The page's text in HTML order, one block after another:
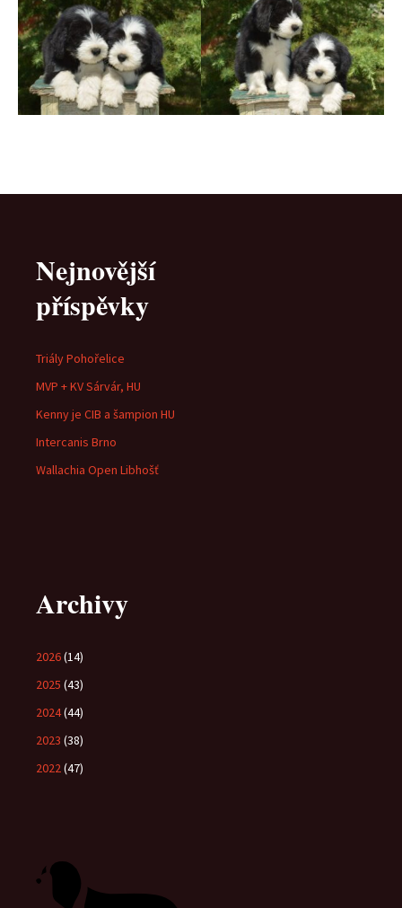
Nejnovější
příspěvky
Triály Pohořelice
MVP + KV Sárvár, HU
Kenny je CIB a šampion HU
Intercanis Brno
Wallachia Open Libhošť
Archivy
2026(14)
2025 (43)
2024(44)
2023 (38)
2022(47)